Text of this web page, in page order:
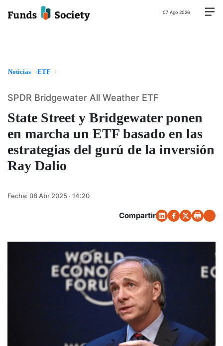
07 Ago 2026
Noticias ETF
State Street y Bridgewater ponen
en marcha un ETF basado en las
estrategias del gurú de la inversión
Ray Dalio
SPDR Bridgewater All Weather ETF
Fecha: 08 Abr 2025 · 14:20
Compartir